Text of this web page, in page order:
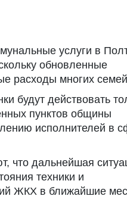
услуги в
обновленные
расходы многих
будут действовать
пунктов общины
исполнителей в
что дальнейшая
техники и
ЖКХ в ближайшие